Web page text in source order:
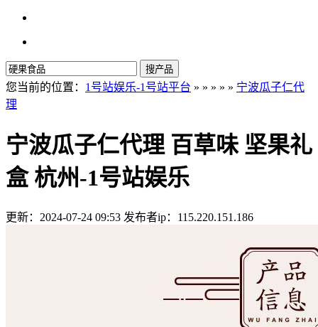
搜产品
您当前的位置： 1号站娱乐-1号站平台 » » » » » 宁波瓜子仁代
理
宁波瓜子仁代理 百草味 坚果礼
盒 杭州-1号站娱乐
更新：2024-07-24 09:53 发布者ip：115.220.151.186